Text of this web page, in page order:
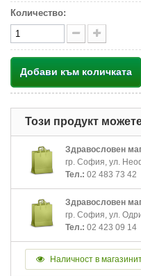
Количество:
Добави към количката
Този продукт
Здравословен
гр. София, ул.
Тел.: 02 483 73 42
Здравословен
гр. София, ул.
Тел.: 02 423 09 14
Наличност в